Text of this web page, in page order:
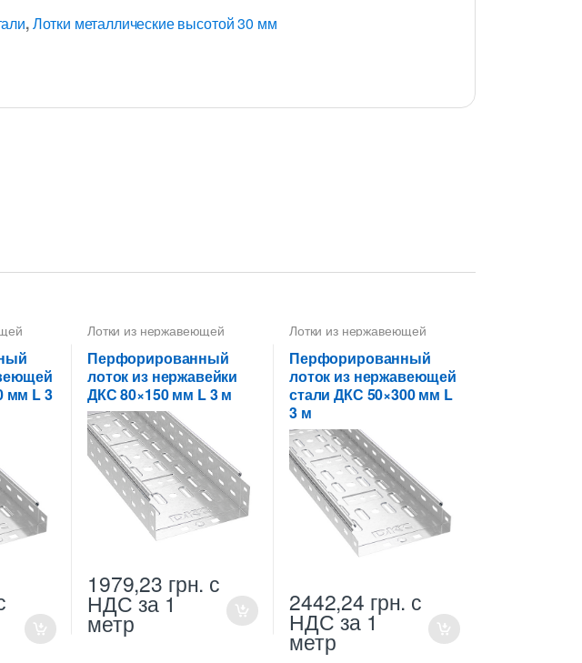
,Лотки металлические высотой 30 мм
мм L 3
Лотки из нержавеющей
Перфорированный
лоток из нержавейки
ДКС 80×150 мм L 3 м
1979,23 грн. с
НДС за 1
метр
Лотки из нержавеющей
Лотки металлические
высотой 50 мм
Перфорированный
лоток из нержавеющей
стали ДКС 50×300 мм L
3 м
2442,24 грн. с
НДС за 1
метр